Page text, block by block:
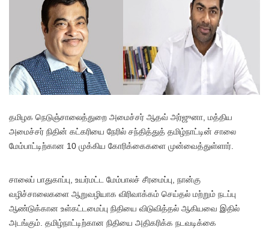
தமிழக நெடுஞ்சாலைத்துறை அமைச்சர் ஆதவ் அர்ஜுனா, மத்திய
அமைச்சர் நிதின் கட்கரியை நேரில் சந்தித்துத் தமிழ்நாட்டின் சாலை
மேம்பாட்டிற்கான 10 முக்கிய கோரிக்கைகளை முன்வைத்துள்ளார்.
சாலைப் பாதுகாப்பு, உயர்மட்ட மேம்பாலச் சீரமைப்பு, நான்கு
வழிச்சாலைகளை ஆறுவழியாக விரிவாக்கம் செய்தல் மற்றும் நடப்பு
ஆண்டுக்கான உள்கட்டமைப்பு நிதியை விடுவித்தல் ஆகியவை இதில்
அடங்கும். தமிழ்நாட்டிற்கான நிதியை அதிகரிக்க நடவடிக்கை